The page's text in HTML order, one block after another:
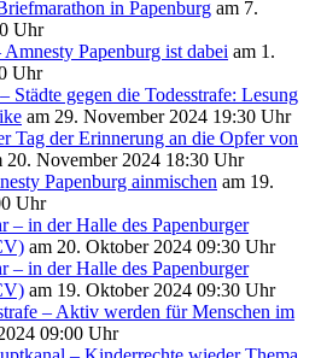
in Papenburg am 7.
Uhr
Papenburg ist dabei am 1.
Uhr
Städte gegen die Todesstrafe: Lesung
am 29. November 2024 19:30 Uhr
Tag der Erinnerung an die Opfer von
20. November 2024 18:30 Uhr
Papenburg ainmischen am 19.
Uhr
– in der Halle des Papenburger
am 20. Oktober 2024 09:30 Uhr
– in der Halle des Papenburger
am 19. Oktober 2024 09:30 Uhr
– Aktiv werden für Menschen im
09:00 Uhr